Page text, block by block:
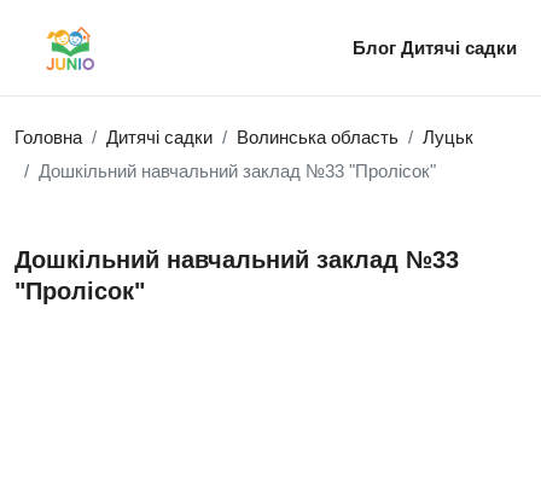
Блог Дитячі садки
Головна Дитячі садки Волинська область
Луцьк
Дошкільний навчальний заклад №33 "Пролісок"
Дошкільний навчальний заклад №33
"Пролісок"